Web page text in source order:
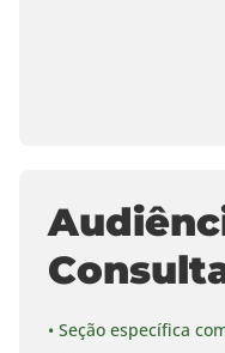
• Seção específica